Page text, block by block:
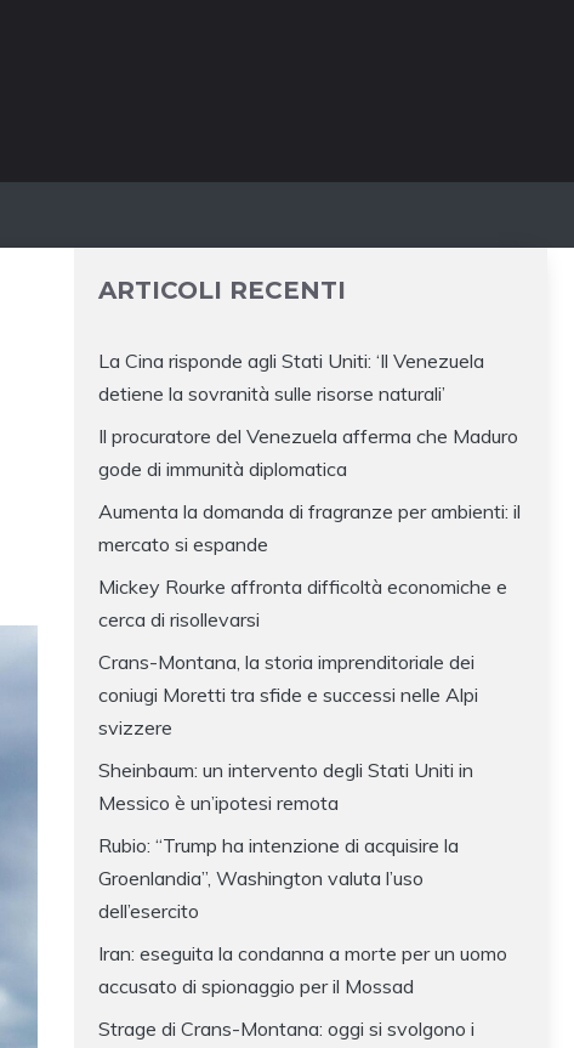
ARTICOLI RECENTI
La Cina risponde agli Stati Uniti: ‘Il Venezuela
detiene la sovranità sulle risorse naturali’
Il procuratore del Venezuela afferma che Maduro
gode di immunità diplomatica
Aumenta la domanda di fragranze per ambienti: il
mercato si espande
Mickey Rourke affronta difficoltà economiche e
cerca di risollevarsi
Crans-Montana, la storia imprenditoriale dei
coniugi Moretti tra sfide e successi nelle Alpi
svizzere
Sheinbaum: un intervento degli Stati Uniti in
Messico è un’ipotesi remota
Rubio: “Trump ha intenzione di acquisire la
Groenlandia”, Washington valuta l’uso
dell’esercito
Iran: eseguita la condanna a morte per un uomo
accusato di spionaggio per il Mossad
Strage di Crans-Montana: oggi si svolgono i